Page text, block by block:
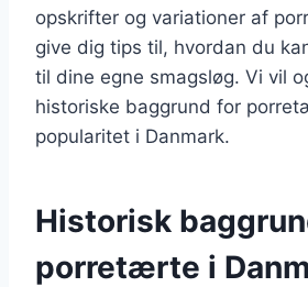
opskrifter og variationer af
give dig tips til, hvordan du
til dine egne smagsløg. Vi vil
historiske baggrund for
popularitet i Danmark.
Historisk
porretærte i